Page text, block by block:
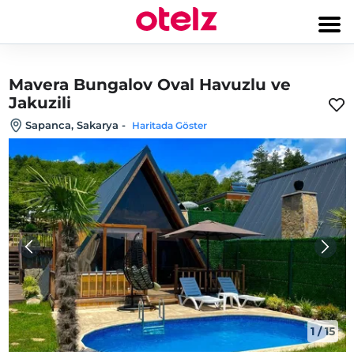
Mavera Bungalov Oval Havuzlu ve
Jakuzili
Sapanca, Sakarya - Haritada Göster
1/15